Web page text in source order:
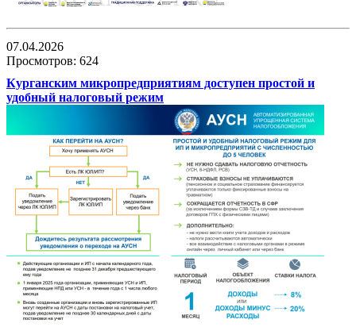
07.04.2026
Просмотров: 624
Курганским микропредприятиям доступен простой и
удобный налоговый режим